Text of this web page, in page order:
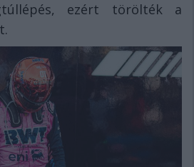
ezért törölték a